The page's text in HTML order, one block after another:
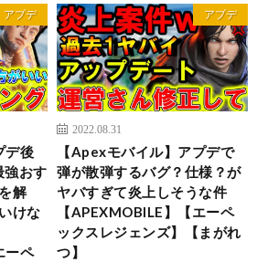
アプデ
デ後
強おす
解
けな
ーペ
アプデ
2022.08.31
【Apexモバイル】アプデで
弾が散弾するバグ？仕様？が
ヤバすぎて炎上しそうな件
【APEXMOBILE】【エーペ
ックスレジェンズ】【まがれ
つ】